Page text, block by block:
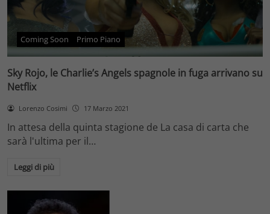
Coming Soon Primo Piano
Sky Rojo, le Charlie’s Angels spagnole in fuga arrivano su
Netflix
Lorenzo Cosimi 17 Marzo 2021
In attesa della quinta stagione de La casa di carta che
sarà l'ultima per il…
Leggi di più